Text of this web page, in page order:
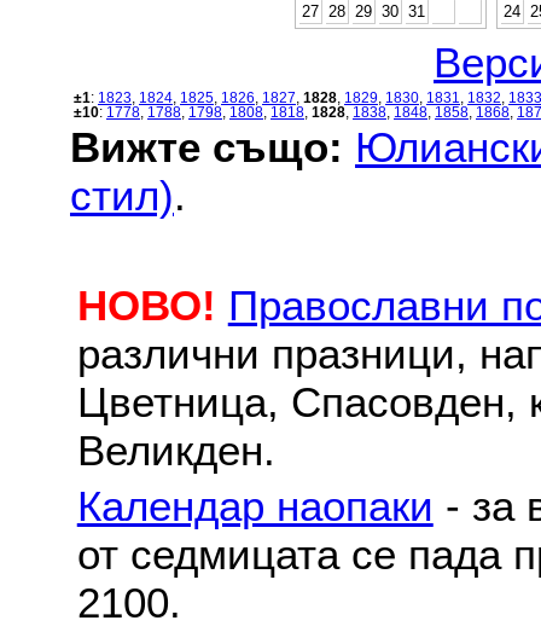
27
28 29 30 31
24
±1: 1823 1824 1825 1826 1827 1828 1829 1830 1831 1832
1833
±10: 1778 1788 1798 1808 1818 1828 1838 1848 1858 1868
Вижте също:
стил).
НОВО! Православни
различни празници,
Цветница, Спасовден,
Великден.
Календар наопаки - за
от седмицата се пада
2100.